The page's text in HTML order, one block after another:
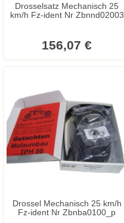
Drosselsatz Mechanisch 25
km/h Fz-ident Nr Zbnnd02003
156,07 €
Drossel Mechanisch 25 km/h
Fz-ident Nr Zbnba0100_p